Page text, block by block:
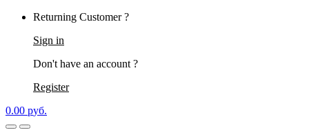
Returning Customer ?
Sign in
Don't have an account ?
Register
0.00 руб.